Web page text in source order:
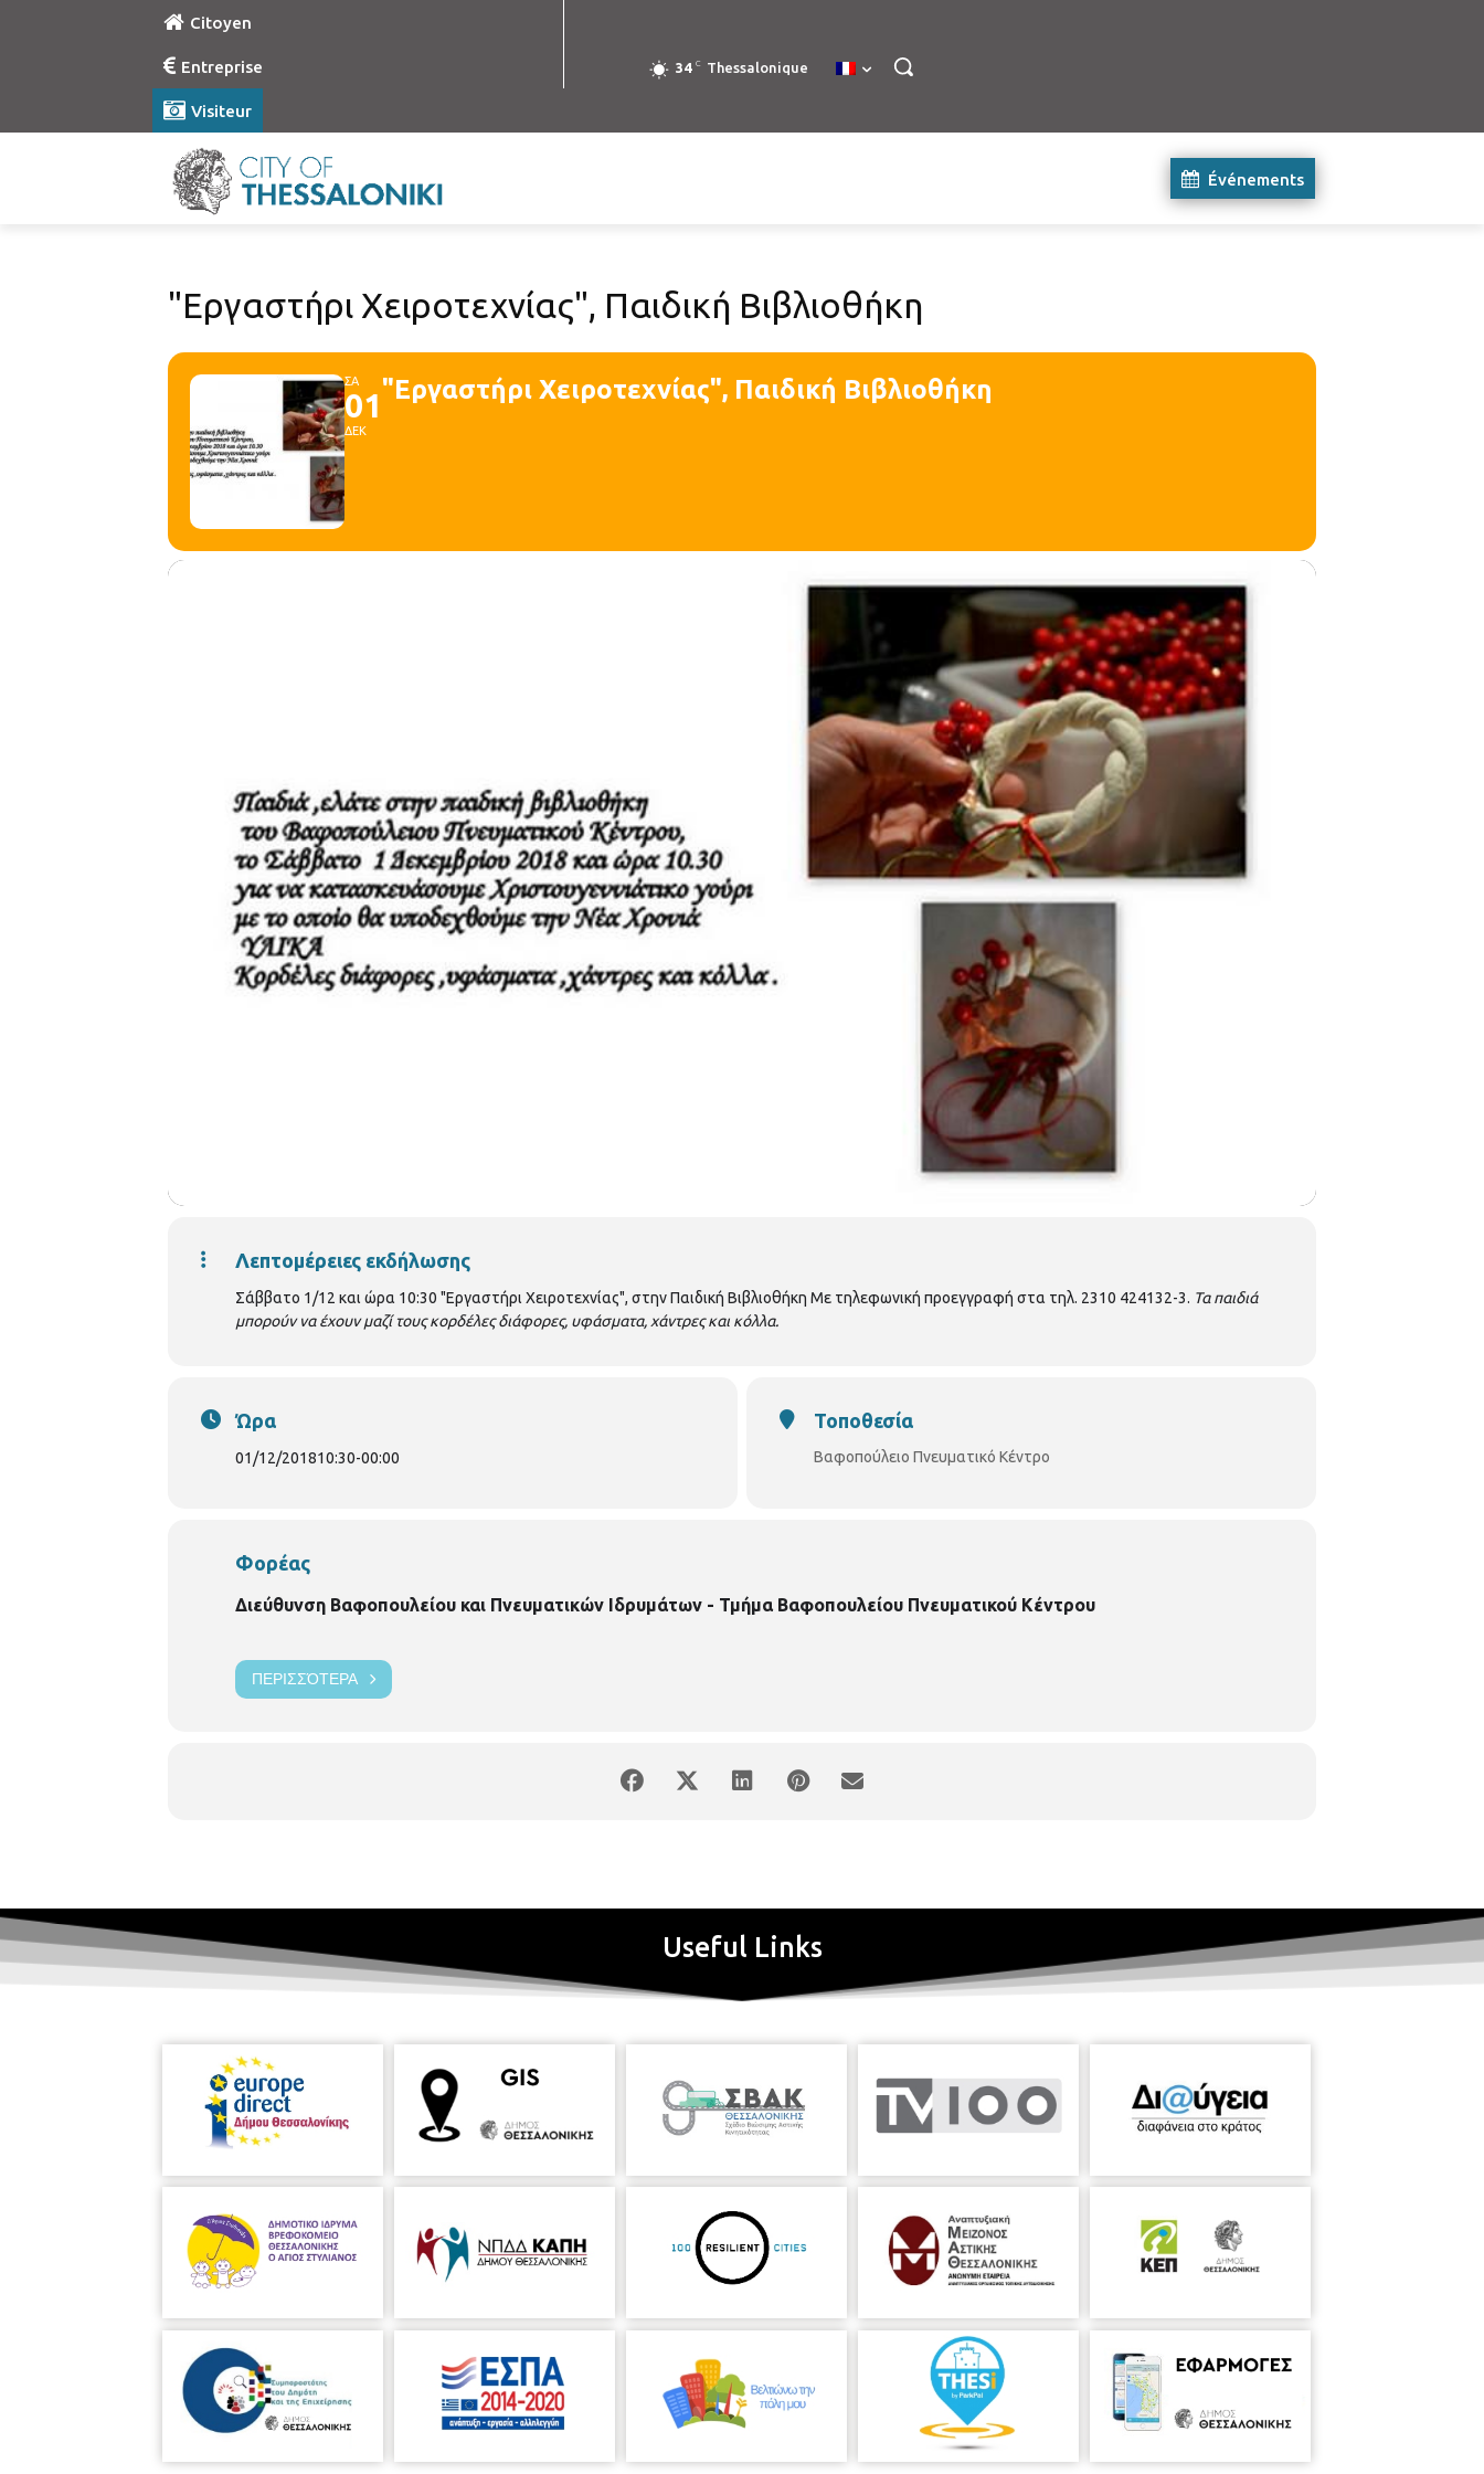
Citoyen
Entreprise
Visiteur
34 C Thessalonique
Événements
"Εργαστήρι Χειροτεχνίας", Παιδική Βιβλιοθήκη
ΣΑ
01
ΔΕΚ
"Εργαστήρι Χειροτεχνίας", Παιδική Βιβλιοθήκη
Λεπτομέρειες εκδήλωσης
Σάββατο 1/12 και ώρα 10:30 "Εργαστήρι Χειροτεχνίας", στην Παιδική Βιβλιοθήκη Με τηλεφωνική προεγγραφή στα τηλ. 2310 424132-3. Τα παιδιά
μπορούν να έχουν μαζί τους κορδέλες διάφορες, υφάσματα, χάντρες και κόλλα.
Ώρα
01/12/201810:30-00:00
Τοποθεσία
Βαφοπούλειο Πνευματικό Κέντρο
Φορέας
Διεύθυνση Βαφοπουλείου και Πνευματικών Ιδρυμάτων - Τμήμα Βαφοπουλείου Πνευματικού Κέντρου
ΠΕΡΙΣΣΌΤΕΡΑ
Useful Links